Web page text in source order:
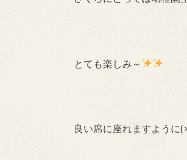
とても楽しみ～
良い席に座れますように